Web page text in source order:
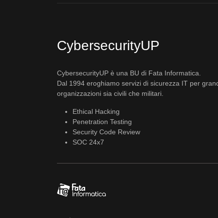
CybersecurityUP
CybersecurityUP è una BU di Fata Informatica.
Dal 1994 eroghiamo servizi di sicurezza IT per
organizzazioni sia civili che militari.
Ethical Hacking
Penetration Testing
Security Code Review
SOC 24x7